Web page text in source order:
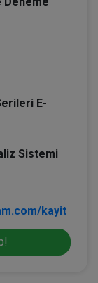
E-
Sistemi
kayit